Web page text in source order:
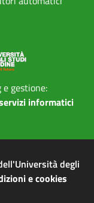
e gestione:
informatici
degli
e cookies